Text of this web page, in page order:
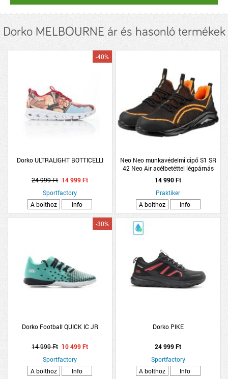
Dorko MELBOURNE ár és hasonló termékek
Dorko ULTRALIGHT BOTTICELLI
-40%
24 999 Ft 14 999 Ft
Sportfactory
A bolthoz
Info
Neo Neo munkavédelmi cipő S1 SR
42 Neo Air acélbetéttel légpárnás
talppal
14 990 Ft
Praktiker
A bolthoz
Info
Dorko Football QUICK IC JR
-30%
14 999 Ft 10 499 Ft
Sportfactory
A bolthoz
Info
Dorko PIKE
24 999 Ft
Sportfactory
A bolthoz
Info